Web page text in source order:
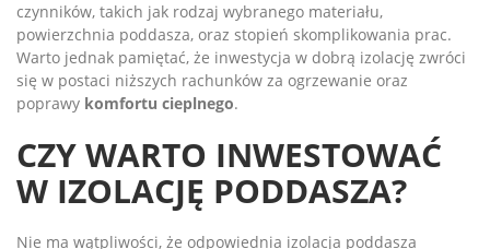
czynników, takich jak rodzaj wybranego materiału,
powierzchnia poddasza, oraz stopień skomplikowania prac.
Warto jednak pamiętać, że inwestycja w dobrą izolację zwróci
się w postaci niższych rachunków za ogrzewanie oraz
poprawy komfortu cieplnego.
CZY WARTO INWESTOWAĆ
W IZOLACJĘ PODDASZA?
Nie ma wątpliwości, że odpowiednia izolacja poddasza